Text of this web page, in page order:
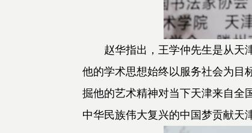
赵华指出，王学仲先生是从天津
他的学术思想始终以服务社会为目
掘他的艺术精神对当下天津来自全
中华民族伟大复兴的中国梦贡献天